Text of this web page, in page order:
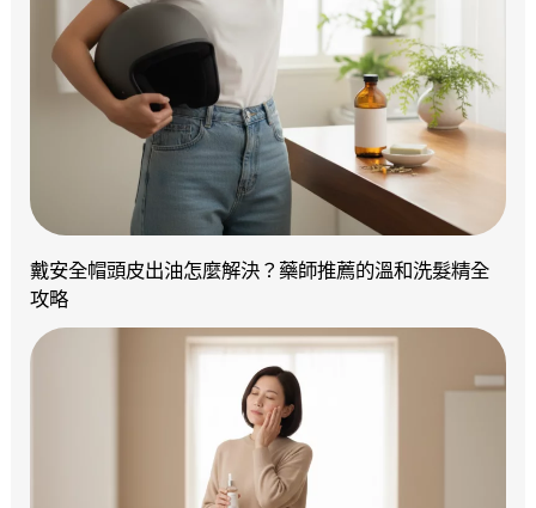
戴安全帽頭皮出油怎麼解決？藥師推薦的溫和洗髮精全
攻略